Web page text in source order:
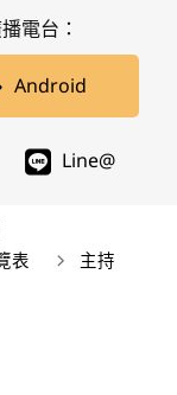
電台：
Android
Line@
表
主持